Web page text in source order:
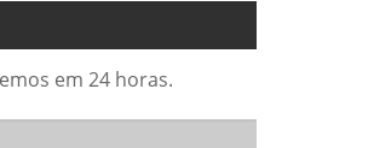
em 24 horas.